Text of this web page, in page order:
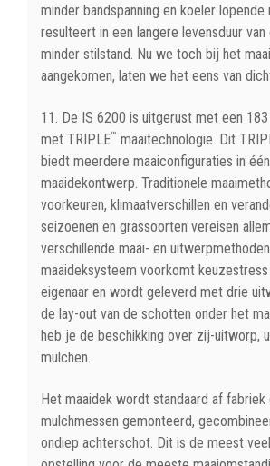
minder bandspanning en koeler lopende
resulteert in een langere levensduur van
minder stilstand. Nu we toch bij het
aangekomen, laten we het eens van
11. De IS 6200 is uitgerust met een
met TRIPLE™ maaitechnologie. Dit
biedt meerdere maaiconfiguraties in één
maaidekontwerp. Traditionele
voorkeuren, klimaatverschillen en
seizoenen en grassoorten vereisen
verschillende maai- en
maaideksysteem voorkomt
eigenaar en wordt geleverd met drie
de lay-out van de schotten onder het
heb je de beschikking over zij-uitworp,
mulchen.
Het maaidek wordt standaard af
mulchmessen gemonteerd,
ondiep achterschot. Dit is de meest